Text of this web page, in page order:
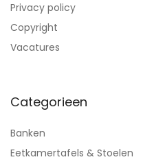
Privacy policy
Copyright
Vacatures
Categorieen
Banken
Eetkamertafels & Stoelen